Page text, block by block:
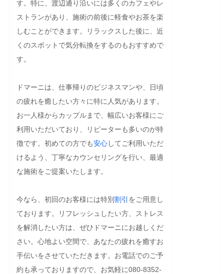
す。特に、渡辺通り沿いには多くのカフェやレ
ストランがあり、施術の前後に軽食やお茶を楽
しむことができます。リラックスした後に、近
くのスポットで気分転換をするのもおすすめで
す。
ドマーニは、仕事帰りのビジネスマンや、日頃
の疲れを癒したい方々に特に人気があります。
お一人様からカップルまで、幅広いお客様にご
利用いただいており、リピーターも多いのが特
徴です。初めての方でも安心してご利用いただ
けるよう、丁寧なカウンセリングを行い、最適
な施術をご提案いたします。
今なら、初回のお客様には特別割引 をご用意し
ております。リフレッシュしたい方、ストレス
を解消したい方は、ぜひドマーニにお越しくだ
さい。心地よい空間で、あなたの疲れを癒すお
手伝いをさせていただきます。お電話でのご予
約も承っておりますので、お気軽に080-8352-